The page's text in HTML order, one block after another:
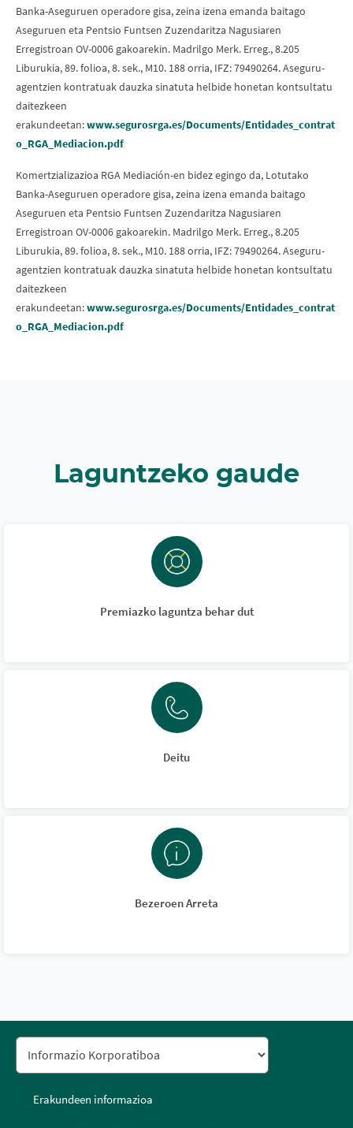
Banka-Aseguruen operadore gisa, zeina izena emanda baitago
Aseguruen eta Pentsio Funtsen Zuzendaritza Nagusiaren
Erregistroan OV-0006 gakoarekin. Madrilgo Merk. Erreg., 8.205
Liburukia, 89. folioa, 8. sek., M10. 188 orria, IFZ: 79490264. Aseguru-
agentzien kontratuak dauzka sinatuta helbide honetan kontsultatu
daitezkeen
erakundeetan:www.segurosrga.es/Documents/Entidades_contrat
o_RGA_Mediacion.pdf
Komertzializazioa RGA Mediación-en bidez egingo da, Lotutako
Banka-Aseguruen operadore gisa, zeina izena emanda baitago
Aseguruen eta Pentsio Funtsen Zuzendaritza Nagusiaren
Erregistroan OV-0006 gakoarekin. Madrilgo Merk. Erreg., 8.205
Liburukia, 89. folioa, 8. sek., M10. 188 orria, IFZ: 79490264. Aseguru-
agentzien kontratuak dauzka sinatuta helbide honetan kontsultatu
daitezkeen
erakundeetan:www.segurosrga.es/Documents/Entidades_contrat
o_RGA_Mediacion.pdf
Laguntzeko gaude
Premiazko laguntza behar dut
Deitu
Bezeroen Arreta
Erakundeen informazioa